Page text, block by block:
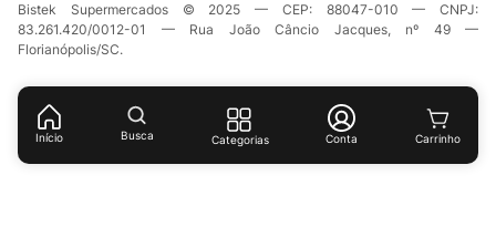
Início Busca Categorias Conta
Bistek Supermercados © 2025 — CEP: 88047-010 — CNPJ:
83.261.420/0012-01 — Rua João Câncio Jacques, nº 49 —
Florianópolis/SC.